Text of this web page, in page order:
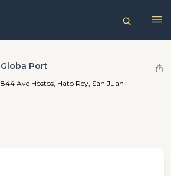
Globa Port
844 Ave Hostos, Hato Rey, San Juan